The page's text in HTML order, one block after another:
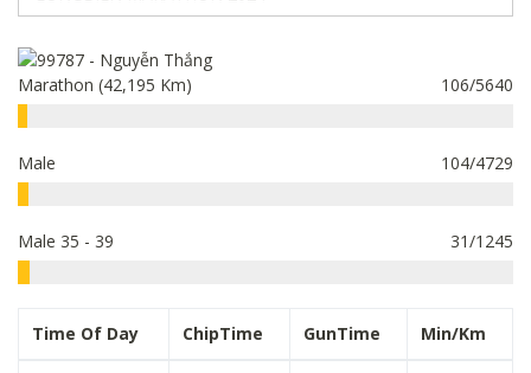
Marathon (42,195 Km) 106/5640
Male 104/4729
Male 35 - 39 31/1245
Time Of Day ChipTime GunTime Min/Km